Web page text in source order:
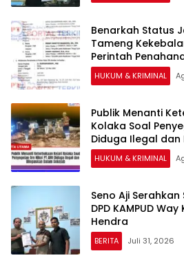
Benarkah Status
Tameng
Perintah
Terhadap Bupati
Hari
HUKUM & KRIMINAL
Publik Menanti
Kolaka Soal
Diduga Ilegal
Sekejab
HUKUM & KRIMINAL
Seno Aji
DPD KAMPUD
Hendra
BERITA Juli 31, 2026